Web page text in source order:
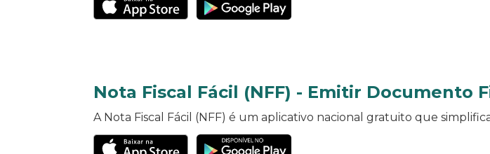
Nota Fiscal Fácil (NFF) - Emitir Documento
A Nota Fiscal Fácil (NFF) é um aplicativo nacional gratuito que